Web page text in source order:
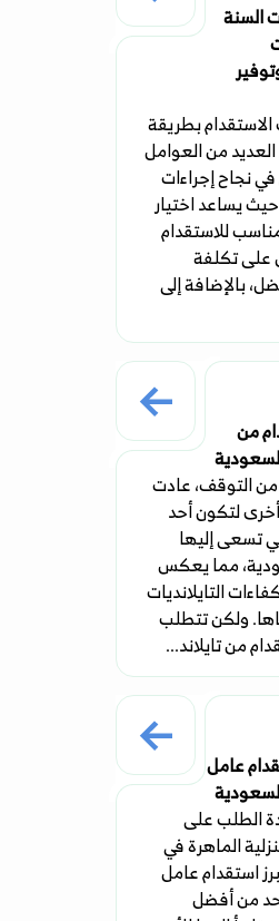
السنة
بطريقة
من العوامل
نجاح إجراءات
يساعد اختيار
للاستقدام
على تكلفة
بالإضافة إلى
من
التوقف، عادت
أخرى لتكون أحد
تسعى إليها
مما يعكس
التايلانديات
ولكن تتطلب
من تايلاند...
عامل
الطلب على
الماهرة في
استقدام عامل
من أفضل